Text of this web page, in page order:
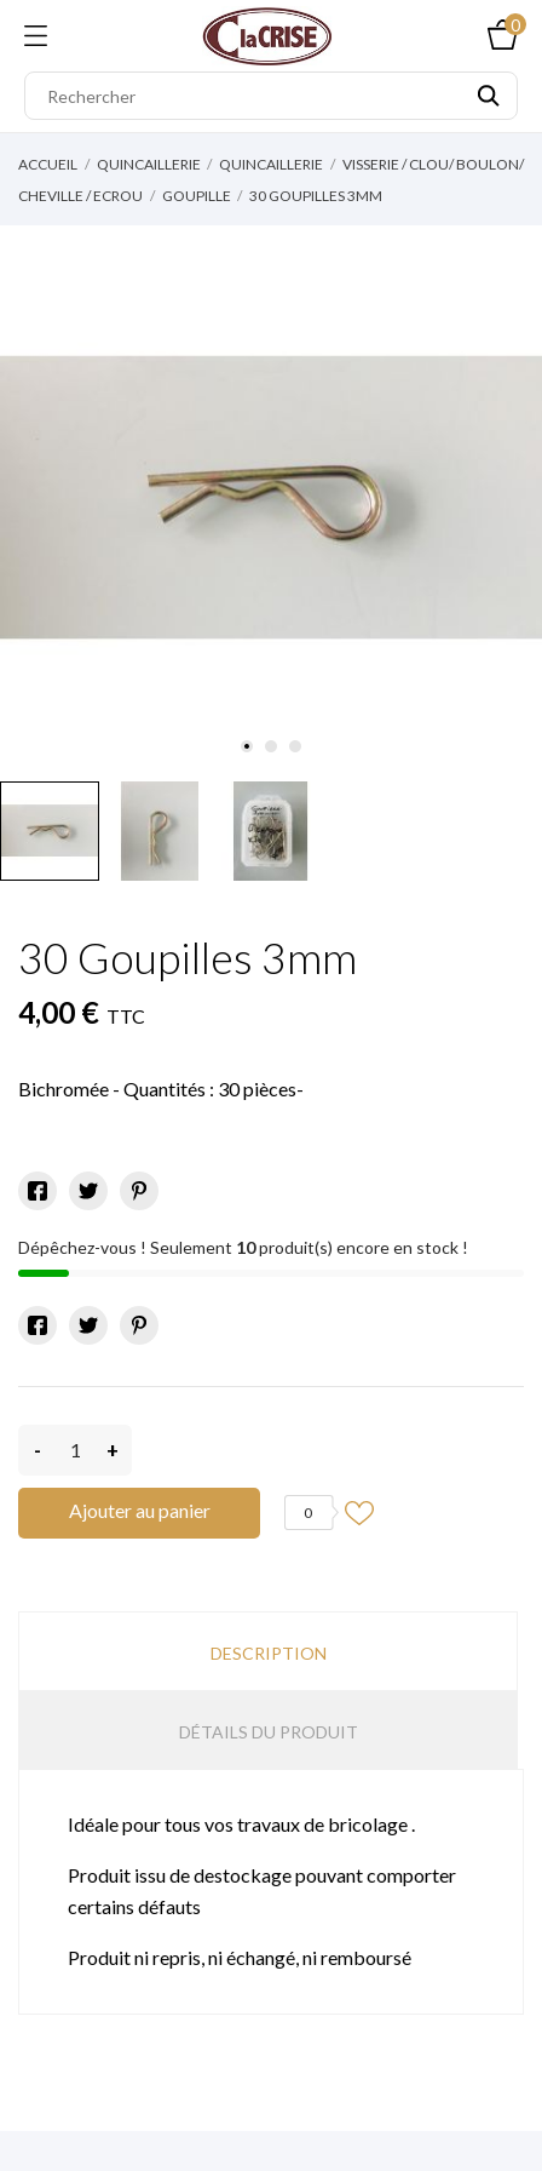
0
ACCUEIL QUINCAILLERIE QUINCAILLERIE
VISSERIE / CLOU/ BOULON/
CHEVILLE / ECROU
GOUPILLE 30 GOUPILLES 3MM
30 Goupilles 3mm
4,00 € TTC
Bichromée - Quantités : 30 pièces-
Dépêchez-vous ! Seulement 10produit(s) encore en stock !
- +
Ajouter au panier 0
DESCRIPTION
DÉTAILS DU PRODUIT
Idéale pour tous vos travaux de bricolage .
Produit issu de destockage pouvant comporter
certains défauts
Produit ni repris, ni échangé, ni remboursé